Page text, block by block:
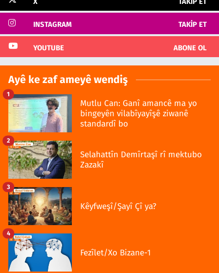
INSTAGRAM TAKIP ET
YOUTUBE ABONE OL
Ayê ke zaf ameyê wendiş
Mutlu Can: Ganî amancê ma yo
bingeyên vilabîyayîşê ziwanê
standardî bo
1
Selahattîn Demîrtaşî rî mektubo
Zazakî
2
Kêyfweşî/Şayî Çî ya?
3
Fezîlet/Xo Bizane-1
4